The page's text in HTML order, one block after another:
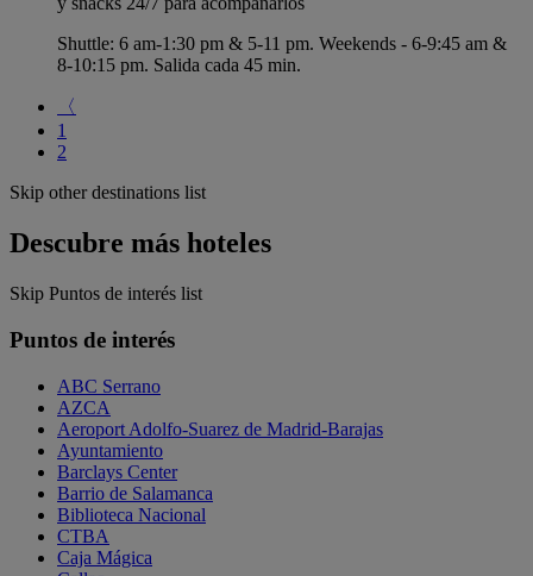
Shuttle: 6 am-1:30 pm & 5-11 pm. Weekends - 6-9:45 am &
8-10:15 pm. Salida cada 45 min.
〈
1
2
Skip other destinations list
Descubre más hoteles
Skip Puntos de interés list
Puntos de interés
ABC Serrano
AZCA
Aeroport Adolfo-Suarez de Madrid-Barajas
Ayuntamiento
Barclays Center
Barrio de Salamanca
Biblioteca Nacional
CTBA
Caja Mágica